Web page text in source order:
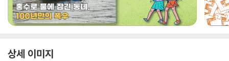
상세 이미지